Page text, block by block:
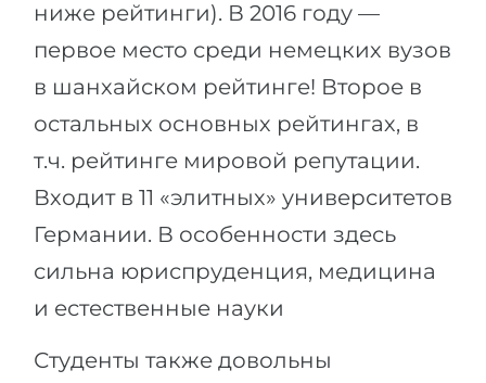
ниже рейтинги). В 2016 году —
первое место среди немецких вузов
в шанхайском рейтинге! Второе в
остальных основных рейтингах, в
т.ч. рейтинге мировой репутации.
Входит в 11 «элитных» университетов
Германии. В особенности здесь
сильна юриспруденция, медицина
и естественные науки
Студенты также довольны